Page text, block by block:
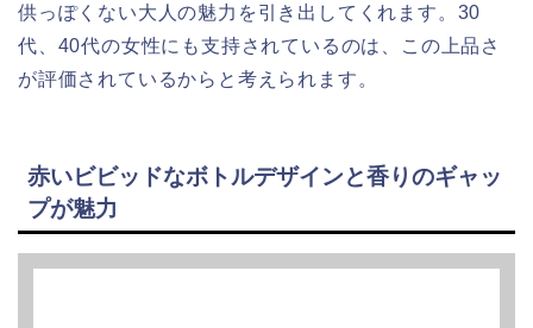
供っぽくない大人の魅力を引き出してくれます。30
代、40代の女性にも支持されているのは、この上品さ
が評価されているからと考えられます。
赤いビビッドなボトルデザインと香りのギャッ
プが魅力